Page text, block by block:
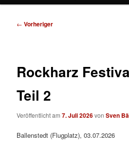
Beitragsnavigation
← Vorheriger
Rockharz
Teil 2
Veröffentlicht am7. Juli 2026vonSven
Ballenstedt (Flugplatz), 03.07.2026